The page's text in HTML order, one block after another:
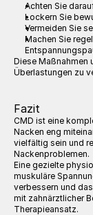
Achten Sie
Lockern Sie
Vermeiden Sie
Machen Sie
Diese Maßnahmen
Überlastungen zu
Fazit
CMD ist eine
Nacken eng
vielfältig sein und
Nackenproblemen.
Eine gezielte
muskuläre
verbessern und
mit zahnärztlicher
Therapieansatz.